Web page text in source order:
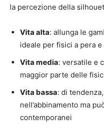
la percezione della
Vita alta: allunga le
ideale per fisici a pera
Vita media: versatile e
maggior parte delle
Vita bassa: di
nell’abbinamento ma
contemporanei